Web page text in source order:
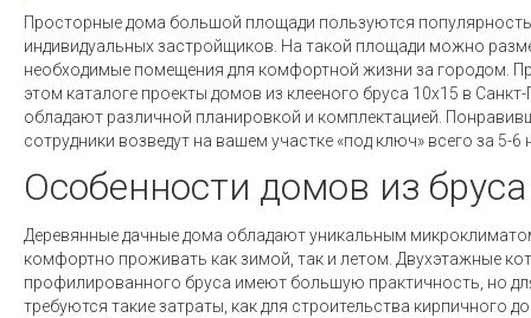
Просторные дома большой площади пользуются
индивидуальных застройщиков. На такой площади можно
необходимые помещения для комфортной жизни за городом.
этом каталоге проекты домов из клееного бруса 10х15 в Санкт-
обладают различной планировкой и комплектацией.
сотрудники возведут на вашем участке «под ключ» всего за 5-6
Особенности домов из бруса
Деревянные дачные дома обладают уникальным
комфортно проживать как зимой, так и летом. Двухэтажные
профилированного бруса имеют большую практичность, но
требуются такие затраты, как для строительства кирпичного